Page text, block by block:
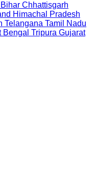
Bihar Chhattisgarh
Himachal Pradesh
Telangana Tamil Nadu
Bengal Tripura Gujarat